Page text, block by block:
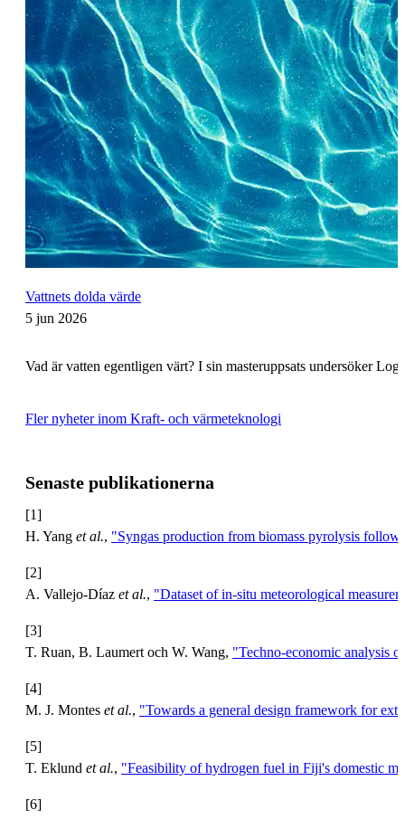
Vattnets dolda värde
5 jun 2026
Vad är vatten egentligen värt? I sin masteruppsats undersöker
Fler nyheter inom Kraft- och värmeteknologi
Senaste publikationerna
[1]
H. Yang et al., "Syngas production from biomass pyrolysis
[2]
A. Vallejo-Díaz et al., "Dataset of in-situ meteorological
[3]
T. Ruan, B. Laumert och W. Wang, "Techno-economic analysis
[4]
M. J. Montes et al., "Towards a general design framework for
[5]
T. Eklund et al., "Feasibility of hydrogen fuel in Fiji's domestic
[6]